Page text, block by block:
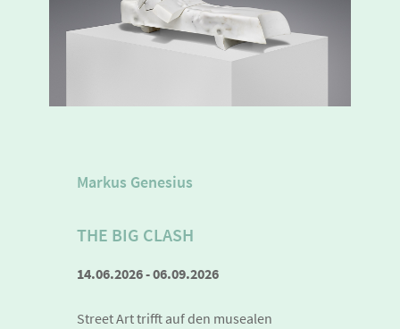
Markus Genesius
THE BIG CLASH
14.06.2026 - 06.09.2026
Street Art trifft auf den musealen